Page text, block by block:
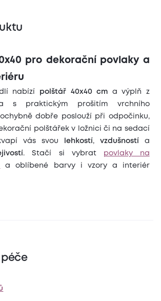
pro dekorační povlaky a
nabízí polštář 40x40 cm a
výplň z
s praktickým prošitím vrchního
dobře poslouží při odpočinku,
polštářek v ložnici či na sedací
vás svou lehkostí, vzdušností a
. Stačí si vybrat
povlaky na
a oblíbené barvy i vzory a interiér